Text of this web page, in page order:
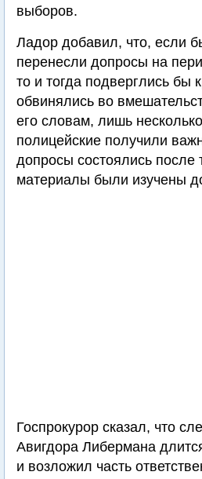
выборов.
Ладор добавил, что, если
перенесли допросы на
то и тогда подверглись бы
обвинялись во
его словам, лишь
полицейские получили
допросы состоялись после
материалы были изучены
Госпрокурор сказал, что
Авигдора Либермана
и возложил часть